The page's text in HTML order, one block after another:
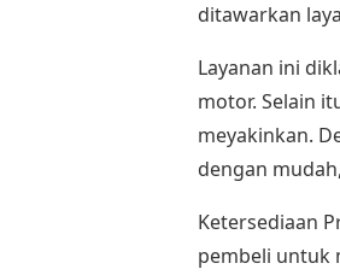
ditawarkan
Layanan ini
motor. Selain
meyakinkan.
dengan
Ketersediaan
pembeli untuk